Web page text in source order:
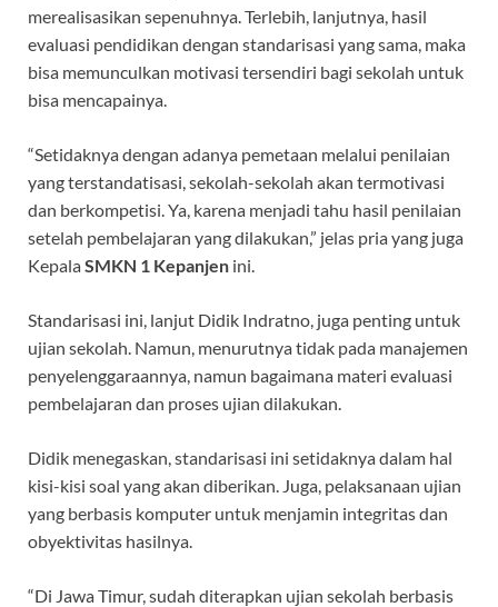
merealisasikan sepenuhnya. Terlebih, lanjutnya, hasil
evaluasi pendidikan dengan standarisasi yang sama, maka
bisa memunculkan motivasi tersendiri bagi sekolah untuk
bisa mencapainya.
“Setidaknya dengan adanya pemetaan melalui penilaian
yang terstandatisasi, sekolah-sekolah akan termotivasi
dan berkompetisi. Ya, karena menjadi tahu hasil penilaian
setelah pembelajaran yang dilakukan,” jelas pria yang juga
KepalaSMKN 1 Kepanjen ini.
Standarisasi ini, lanjut Didik Indratno, juga penting untuk
ujian sekolah. Namun, menurutnya tidak pada manajemen
penyelenggaraannya, namun bagaimana materi evaluasi
pembelajaran dan proses ujian dilakukan.
Didik menegaskan, standarisasi ini setidaknya dalam hal
kisi-kisi soal yang akan diberikan. Juga, pelaksanaan ujian
yang berbasis komputer untuk menjamin integritas dan
obyektivitas hasilnya.
“Di Jawa Timur, sudah diterapkan ujian sekolah berbasis